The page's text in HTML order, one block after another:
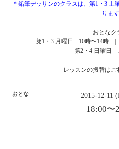
＊鉛筆デッサンのクラスは、第1・3
ります
おとなク
第1・3 月曜日 10時〜14時
第2・4 日曜日
レッスンの振替はご
おとな 2015-12-11
18:00〜